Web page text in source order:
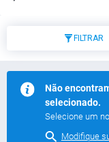
FILTRAR
Não
selecionado.
Selecione um
Modifique